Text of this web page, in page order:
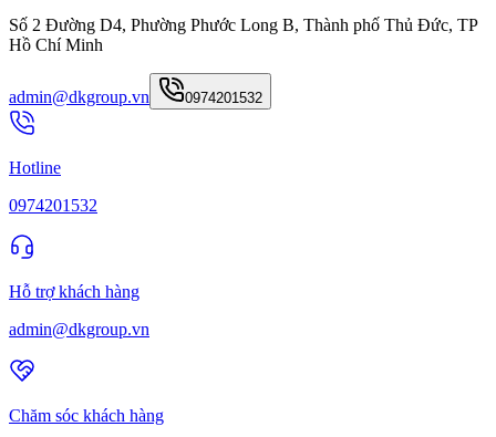
Số 2 Đường D4, Phường Phước Long B, Thành phố Thủ Đức, TP
Hồ Chí Minh
admin@dkgroup.vn 0974201532
Hotline
0974201532
Hỗ trợ khách hàng
admin@dkgroup.vn
Chăm sóc khách hàng